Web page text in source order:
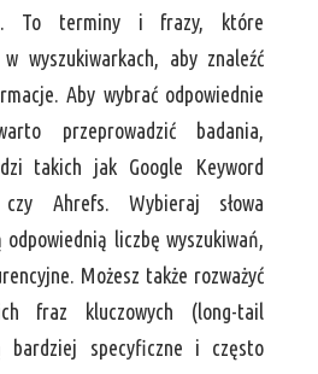
To terminy i frazy, które
wyszukiwarkach, aby znaleźć
Aby wybrać odpowiednie
przeprowadzić badania,
takich jak Google Keyword
czy Ahrefs. Wybieraj słowa
liczbę wyszukiwań,
Możesz także rozważyć
fraz kluczowych (long-tail
bardziej specyficzne i często